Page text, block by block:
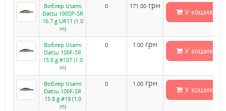
Воблер Usami
Datsu 100SP-SR
16.7 g UR11 (1.0
m)
0 171.00 грн
У кошик
Воблер Usami
Datsu 100F-SR
15.8 g #107 (1.0
m)
0 1.00 грн
У кошик
Воблер Usami
Datsu 100F-SR
15.8 g #19 (1.0
m)
0 1.00 грн
У кошик